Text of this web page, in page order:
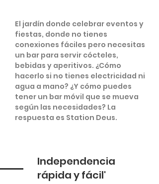
El jardín donde celebrar eventos y
fiestas, donde no tienes
conexiones fáciles pero necesitas
un bar para servir cócteles,
bebidas y aperitivos. ¿Cómo
hacerlo si no tienes electricidad ni
agua a mano? ¿Y cómo puedes
tener un bar móvil que se mueva
según las necesidades? La
respuesta es Station Deus.
Independencia
rápida y fácil'